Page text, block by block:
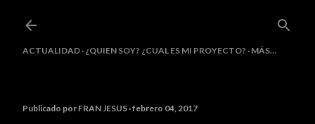
ACTUALIDAD ¿QUIEN SOY? ¿CUAL ES MI PROYECTO? MÁS…
Publicado por FRAN JESUS febrero 04, 2017